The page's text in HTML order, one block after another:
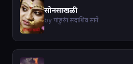
सोनसाखळी
by पांडुरंग सदाशिव साने